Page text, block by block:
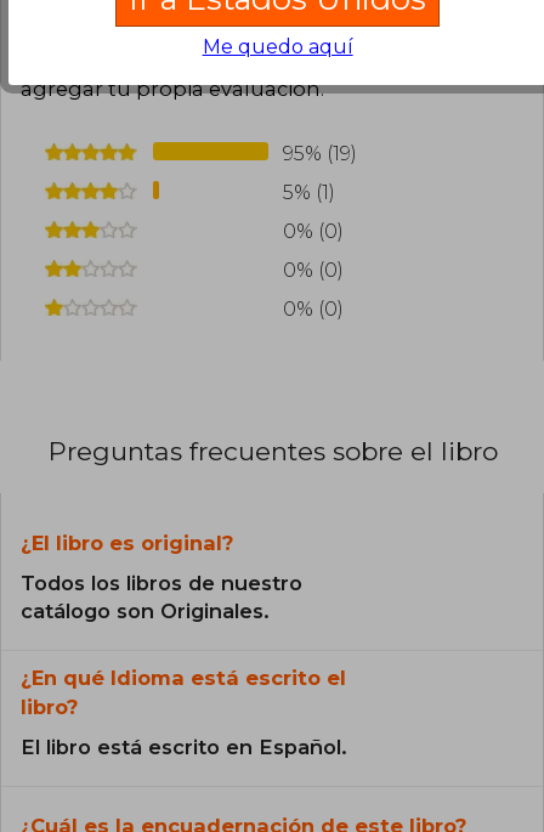
Cargar más opiniones del libro
¿Leíste este libro? Inicia sesiónpara poder
agregar tu propia evaluación.
95% (19)
5% (1)
0% (0)
0% (0)
0% (0)
Preguntas frecuentes sobre el libro
¿El libro es original?
Todos los libros de nuestro
catálogo son Originales.
¿En qué Idioma está escrito el
libro?
El libro está escrito en Español.
¿Cuál es la encuadernación de este libro?
Me quedo aquí